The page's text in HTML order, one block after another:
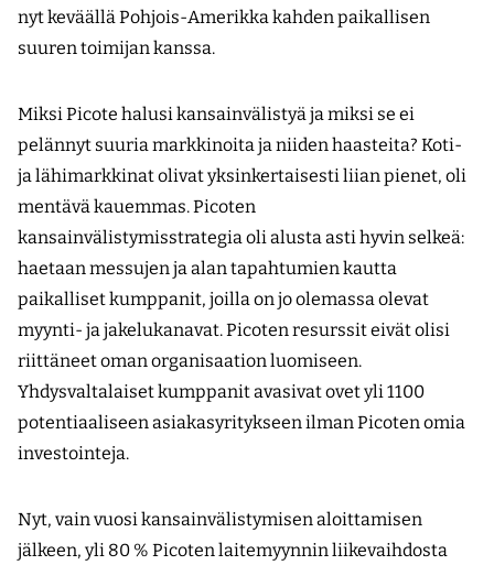
nyt keväällä Pohjois-Amerikka kahden paikallisen
suuren toimijan kanssa.
Miksi Picote halusi kansainvälistyä ja miksi se ei
pelännyt suuria markkinoita ja niiden haasteita? Koti-
ja lähimarkkinat olivat yksinkertaisesti liian pienet, oli
mentävä kauemmas. Picoten
kansainvälistymisstrategia oli alusta asti hyvin selkeä:
haetaan messujen ja alan tapahtumien kautta
paikalliset kumppanit, joilla on jo olemassa olevat
myynti- ja jakelukanavat. Picoten resurssit eivät olisi
riittäneet oman organisaation luomiseen.
Yhdysvaltalaiset kumppanit avasivat ovet yli 1100
potentiaaliseen asiakasyritykseen ilman Picoten omia
investointeja.
Nyt, vain vuosi kansainvälistymisen aloittamisen
jälkeen, yli 80 % Picoten laitemyynnin liikevaihdosta